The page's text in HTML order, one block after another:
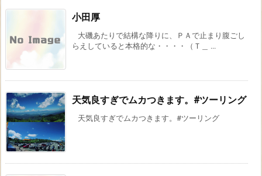
小田厚
大磯あたりで結構な降りに、ＰＡで止まり腹ごし
らえしていると本格的な・・・・（Ｔ＿ ...
天気良すぎでムカつきます。#ツーリング
天気良すぎでムカつきます。#ツーリング